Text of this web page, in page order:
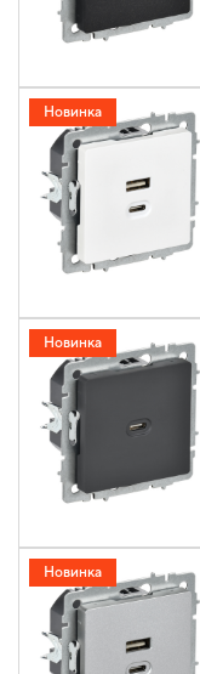
Новинка
Новинка
Новинка